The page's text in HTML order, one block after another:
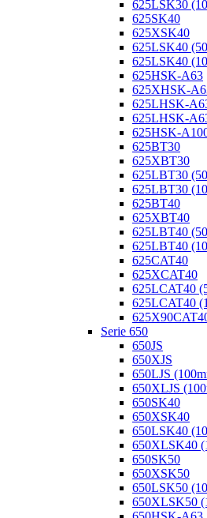
625LSK30
625SK40
625XSK40
625LSK40
625LSK40
625HSK-A63
625XHSK-
625LHSK-
625LHSK-
625HSK-
625BT30
625XBT30
625LBT30
625LBT30
625BT40
625XBT40
625LBT40
625LBT40
625CAT40
625XCAT40
625LCAT40
625LCAT40
Serie 650
650JS
650XJS
650LJS
650XLJS
650SK40
650XSK40
650LSK40
650XLSK40
650SK50
650XSK50
650LSK50
650XLSK50